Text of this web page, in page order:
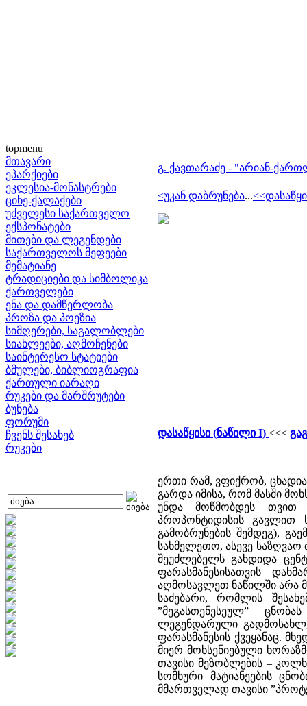
topmenu
მთავარი
ეპარქიები
ეკლესია-მონასტრები
ციხე-ქალაქები
უძველესი საქართველო
ექსპონატები
მითები და ლეგენდები
საქართველოს მეფეები
მემატიანე
ტრადიციები და სიმბოლიკა
ქართველები
ენა და დამწერლობა
პროზა და პოეზია
სიმღერები, საგალობლები
სიახლეები, აღმოჩენები
საინტერესო სტატიები
ბმულები, ბიბლიოგრაფია
ქართული იარაღი
რუკები და მარშრუტები
ბუნება
ფორუმი
ჩვენს შესახებ
რუკები
გ. ქავთარაძე - "არიან-
<უკან დაბრუნება...
დასაწყისი (ნაწილი I) <<<
ერთი რამ, ვფიქრობ,
გარდა იმისა, რომ მასში
უნდა მოწმობდეს თვით
პროპონტიდისის გავლით
გამობრუნების შემდეგ),
სახმელეთო, ასევე საზღვაო
შეუძლებელს გახდიდა
ფარასმანესისათვის
აღმოსავლეთ ნაწილში არა
საძებარი, რომლის
”მეგასთენესეულ”
ლეგენდარული
ფარასმანესის ქვეყანაც.
მიერ მოხსენიებული
თავისი მეზობლების –
სომხური მატიანეების
მმართველად თავისი